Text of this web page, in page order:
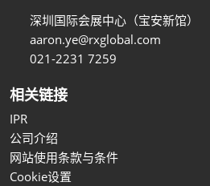
深圳国际会展中心（宝安新馆）
aaron.ye@rxglobal.com
021-2231 7259
相关链接
IPR
公司介绍
网站使用条款与条件
Cookie设置